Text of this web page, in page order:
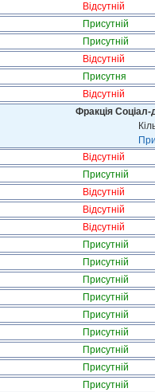
Відсутній
Присутній
Присутній
Відсутній
Присутня
Відсутній
Фракція Соціал-
Відсутній
Присутній
Відсутній
Відсутній
Відсутній
Присутній
Присутній
Присутній
Присутній
Присутній
Присутній
Присутній
Присутній
Присутній